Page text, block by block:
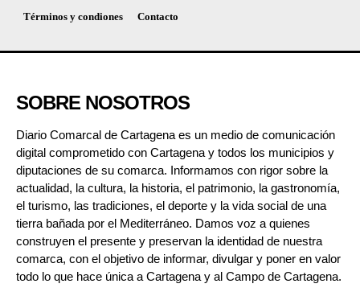
Términos y condiones Contacto
SOBRE NOSOTROS
Diario Comarcal de Cartagena es un medio de comunicación
digital comprometido con Cartagena y todos los municipios y
diputaciones de su comarca. Informamos con rigor sobre la
actualidad, la cultura, la historia, el patrimonio, la gastronomía,
el turismo, las tradiciones, el deporte y la vida social de una
tierra bañada por el Mediterráneo. Damos voz a quienes
construyen el presente y preservan la identidad de nuestra
comarca, con el objetivo de informar, divulgar y poner en valor
todo lo que hace única a Cartagena y al Campo de Cartagena.